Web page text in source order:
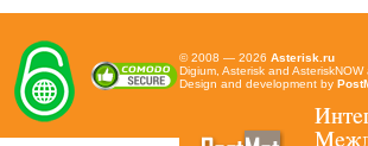
© 2008 — 2026 Asterisk.ru
Digium, Asterisk and
Design and development by